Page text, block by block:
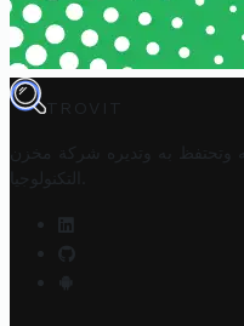
TROVIT
وتحتفظ به وتديره
شركة مخزن
التكنولوجيا